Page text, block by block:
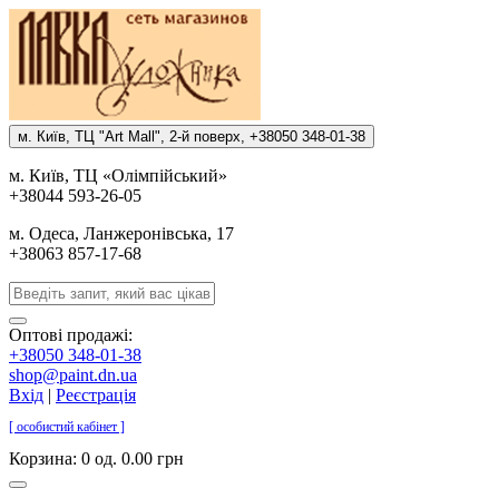
м. Киïв, ТЦ "Art Mall", 2-й поверх, +38050 348-01-38
м. Киïв, ТЦ «Олiмпiйський»
+38044 593-26-05
м. Одеса, Ланжеронiвська, 17
+38063 857-17-68
Оптові продажі:
+38050 348-01-38
shop@paint.dn.ua
Вхід | Реєстрація
[ особистий кабінет ]
Корзина: 0 од. 0.00 грн